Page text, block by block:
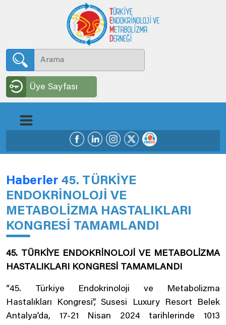
Üye Sayfası
Haberler 45. TÜRKİYE
ENDOKRİNOLOJİ VE
METABOLİZMA HASTALIKLARI
KONGRESİ TAMAMLANDI
45. TÜRKİYE ENDOKRİNOLOJİ VE METABOLİZMA
HASTALIKLARI KONGRESİ TAMAMLANDI
“45. Türkiye Endokrinoloji ve Metabolizma
Hastalıkları Kongresi”, Susesi Luxury Resort Belek
Antalya’da, 17-21 Nisan 2024 tarihlerinde 1013